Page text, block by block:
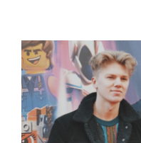
View
Larger
Image